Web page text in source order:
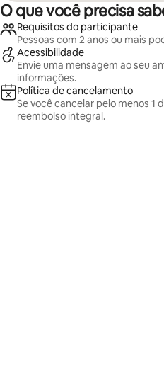
O que você precisa
Requisitos do participante
Pessoas com 2 anos ou mais
Acessibilidade
Envie uma mensagem ao seu
informações.
Política de cancelamento
Se você cancelar pelo menos 1
reembolso integral.